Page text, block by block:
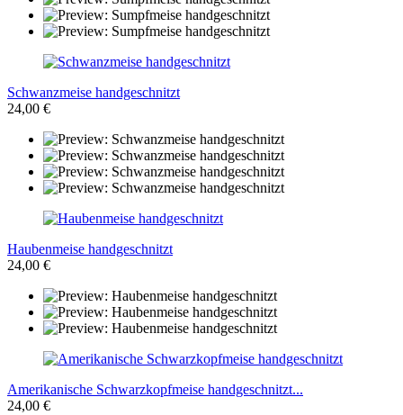
Schwanzmeise handgeschnitzt
24,00 €
Haubenmeise handgeschnitzt
24,00 €
Amerikanische Schwarzkopfmeise handgeschnitzt...
24,00 €